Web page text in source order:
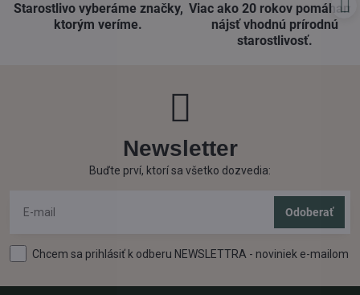
Starostlivo vyberáme značky,
ktorým veríme​.
Viac ako 20 rokov
nájsť vhodnú prírodnú
starostlivosť​.
Newsletter
Buďte prví, ktorí sa všetko dozvedia:
Odoberať
Chcem sa prihlásiť k odberu NEWSLETTRA - noviniek e-mailom